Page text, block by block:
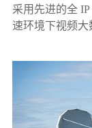
采用先进的全
速环境下视频大